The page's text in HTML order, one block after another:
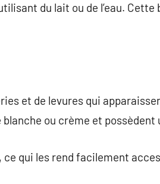
du lait ou de l’eau. Cette
et de levures qui
ou crème et
qui les rend facilement